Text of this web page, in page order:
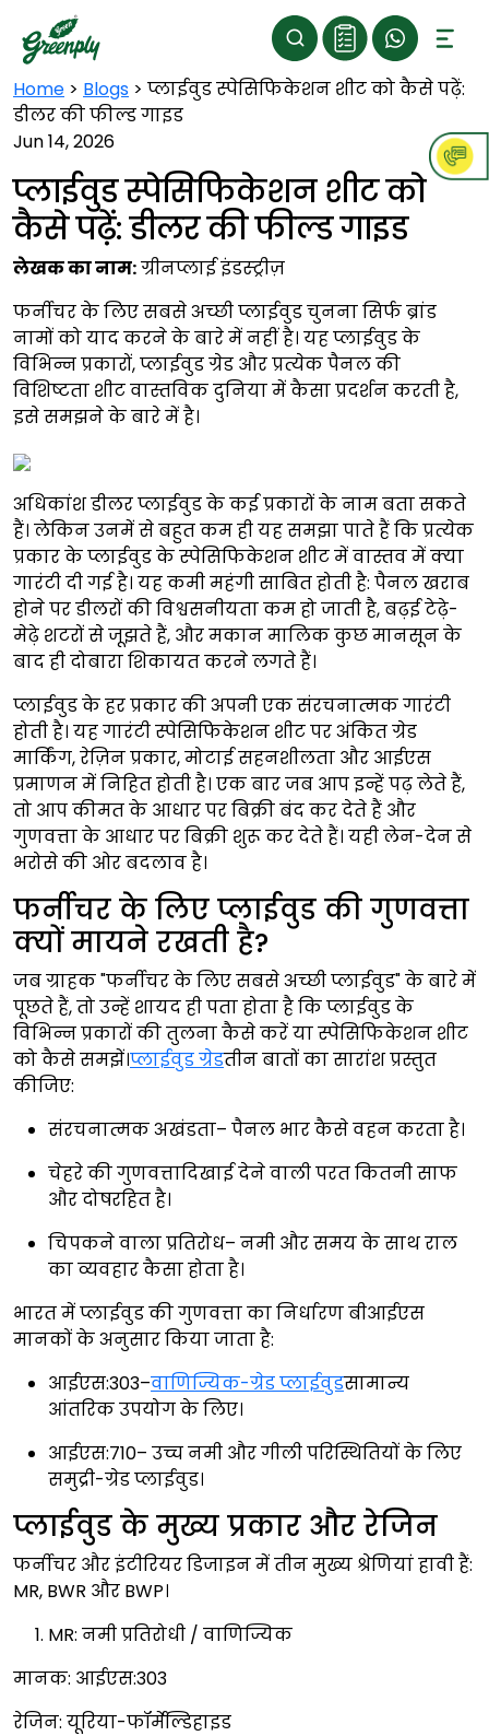
Home > Blogs > प्लाईवुड स्पेसिफिकेशन शीट को कैसे पढ़ें:
डीलर की फील्ड गाइड
Jun 14, 2026
प्लाईवुड स्पेसिफिकेशन शीट को
कैसे पढ़ें: डीलर की फील्ड गाइड
लेखक का नाम:ग्रीनप्लाई इंडस्ट्रीज़
फर्नीचर के लिए सबसे अच्छी प्लाईवुड चुनना सिर्फ ब्रांड
नामों को याद करने के बारे में नहीं है। यह प्लाईवुड के
विभिन्न प्रकारों, प्लाईवुड ग्रेड और प्रत्येक पैनल की
विशिष्टता शीट वास्तविक दुनिया में कैसा प्रदर्शन करती है,
इसे समझने के बारे में है।
अधिकांश डीलर प्लाईवुड के कई प्रकारों के नाम बता सकते
हैं। लेकिन उनमें से बहुत कम ही यह समझा पाते हैं कि प्रत्येक
प्रकार के प्लाईवुड के स्पेसिफिकेशन शीट में वास्तव में क्या
गारंटी दी गई है। यह कमी महंगी साबित होती है: पैनल खराब
होने पर डीलरों की विश्वसनीयता कम हो जाती है, बढ़ई टेढ़े-
मेढ़े शटरों से जूझते हैं, और मकान मालिक कुछ मानसून के
बाद ही दोबारा शिकायत करने लगते हैं।
प्लाईवुड के हर प्रकार की अपनी एक संरचनात्मक गारंटी
होती है। यह गारंटी स्पेसिफिकेशन शीट पर अंकित ग्रेड
मार्किंग, रेज़िन प्रकार, मोटाई सहनशीलता और आईएस
प्रमाणन में निहित होती है। एक बार जब आप इन्हें पढ़ लेते हैं,
तो आप कीमत के आधार पर बिक्री बंद कर देते हैं और
गुणवत्ता के आधार पर बिक्री शुरू कर देते हैं। यही लेन-देन से
भरोसे की ओर बदलाव है।
फर्नीचर के लिए प्लाईवुड की गुणवत्ता
क्यों मायने रखती है?
जब ग्राहक "फर्नीचर के लिए सबसे अच्छी प्लाईवुड" के बारे में
पूछते हैं, तो उन्हें शायद ही पता होता है कि प्लाईवुड के
विभिन्न प्रकारों की तुलना कैसे करें या स्पेसिफिकेशन शीट
को कैसे समझें।प्लाईवुड ग्रेडतीन बातों का सारांश प्रस्तुत
कीजिए:
संरचनात्मक अखंडता– पैनल भार कैसे वहन करता है।
चेहरे की गुणवत्तादिखाई देने वाली परत कितनी साफ
और दोषरहित है।
चिपकने वाला प्रतिरोध– नमी और समय के साथ राल
का व्यवहार कैसा होता है।
भारत में प्लाईवुड की गुणवत्ता का निर्धारण बीआईएस
मानकों के अनुसार किया जाता है:
आईएस:303–वाणिज्यिक-ग्रेड प्लाईवुडसामान्य
आंतरिक उपयोग के लिए।
आईएस:710– उच्च नमी और गीली परिस्थितियों के लिए
समुद्री-ग्रेड प्लाईवुड।
प्लाईवुड के मुख्य प्रकार और रेजिन
फर्नीचर और इंटीरियर डिजाइन में तीन मुख्य श्रेणियां हावी हैं:
MR, BWR और BWP।
MR: नमी प्रतिरोधी / वाणिज्यिक
मानक: आईएस:303
रेजिन: यूरिया-फॉर्मेल्डिहाइड